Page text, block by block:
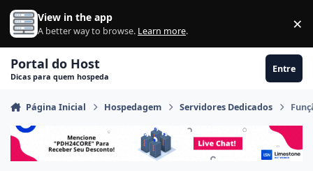
Ir para conteúdo
View in the app
A better way to browse. Learn more. ×
Portal do Host
Dicas para quem hospeda
Entre
Página Inicial Hospedagem Servidores Dedicados